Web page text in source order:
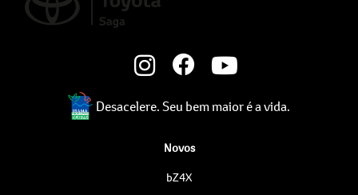
Desacelere. Seu bem maior é a vida.
Novos
bZ4X